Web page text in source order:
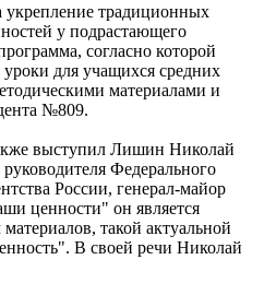
традиционных
у подрастающего
согласно которой
для учащихся средних
материалами и
№809.
выступил Лишин Николай
Федерального
России, генерал-майор
ценности" он является
такой актуальной
В своей речи Николай